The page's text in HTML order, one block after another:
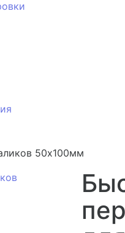
50x100мм